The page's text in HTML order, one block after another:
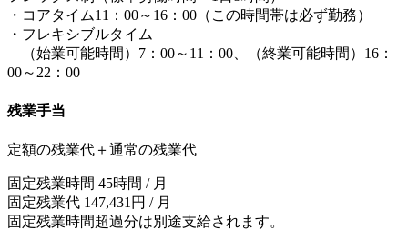
・コアタイム11：00～16：00（この時間帯は必ず勤務）
・フレキシブルタイム
（始業可能時間）7：00～11：00、（終業可能時間）16：
00～22：00
残業手当
定額の残業代＋通常の残業代
固定残業時間 45時間 / 月
固定残業代 147,431円 / 月
固定残業時間超過分は別途支給されます。